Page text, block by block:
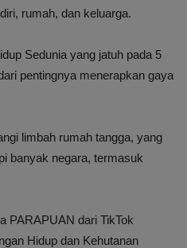
rumah, dan keluarga.
Sedunia yang jatuh pada 5
pentingnya menerapkan gaya
limbah rumah tangga, yang
banyak negara, termasuk
PARAPUAN dari TikTok
Hidup dan Kehutanan